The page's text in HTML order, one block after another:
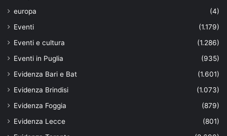
europa
(4)
Eventi
(1.179)
Eventi e cultura
(1.286)
Eventi in Puglia
(935)
Evidenza Bari e Bat
(1.601)
Evidenza Brindisi
(1.073)
Evidenza Foggia
(879)
Evidenza Lecce
(801)